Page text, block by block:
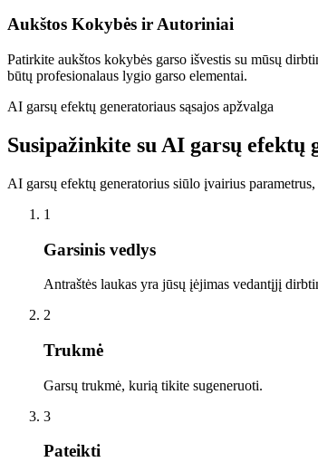
Aukštos Kokybės ir Autoriniai
Patirkite aukštos kokybės garso išvestis su mūsų
būtų profesionalaus lygio garso elementai.
AI garsų efektų generatoriaus sąsajos apžvalga
Susipažinkite su AI garsų efektų
AI garsų efektų generatorius siūlo įvairius
1
Garsinis vedlys
Antraštės laukas yra jūsų įėjimas vedantįjį
2
Trukmė
Garsų trukmė, kurią tikite sugeneruoti.
3
Pateikti